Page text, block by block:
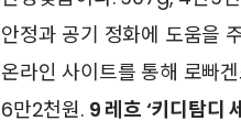
안정과 공기 정화에 도움을
온라인 사이트를 통해 로빠
6만2천원. 9 레흐 ‘키디탐디